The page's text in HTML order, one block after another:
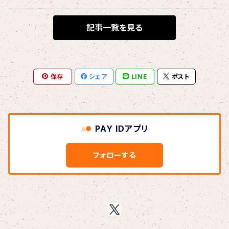
BLONDnewHALF
Blondy
BOAR HUNTER
bud&harbor
Bulbs Of Passion
B玉
Calme Adiction
記事一覧を見る
保存 シェア LINE ポスト
PAY IDアプリ
フォローする